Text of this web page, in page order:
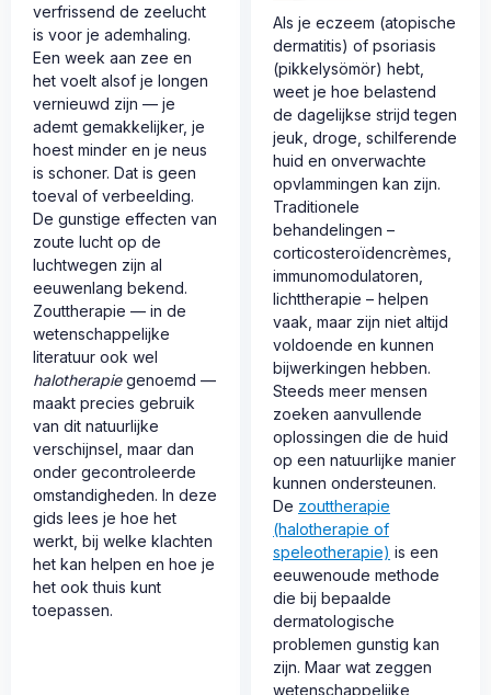
verfrissend de zeelucht
is voor je ademhaling.
Een week aan zee en
het voelt alsof je longen
vernieuwd zijn — je
ademt gemakkelijker, je
hoest minder en je neus
is schoner. Dat is geen
toeval of verbeelding.
De gunstige effecten van
zoute lucht op de
luchtwegen zijn al
eeuwenlang bekend.
Zouttherapie — in de
wetenschappelijke
literatuur ook wel
halotherapiegenoemd —
maakt precies gebruik
van dit natuurlijke
verschijnsel, maar dan
onder gecontroleerde
omstandigheden. In deze
gids lees je hoe het
werkt, bij welke klachten
het kan helpen en hoe je
het ook thuis kunt
toepassen.
Als je eczeem (atopische
dermatitis) of psoriasis
(pikkelysömör) hebt,
weet je hoe belastend
de dagelijkse strijd tegen
jeuk, droge, schilferende
huid en onverwachte
opvlammingen kan zijn.
Traditionele
behandelingen –
corticosteroïdencrèmes,
immunomodulatoren,
lichttherapie – helpen
vaak, maar zijn niet altijd
voldoende en kunnen
bijwerkingen hebben.
Steeds meer mensen
zoeken aanvullende
oplossingen die de huid
op een natuurlijke manier
kunnen ondersteunen.
De zouttherapie
(halotherapie of
speleotherapie) is een
eeuwenoude methode
die bij bepaalde
dermatologische
problemen gunstig kan
zijn. Maar wat zeggen
wetenschappelijke